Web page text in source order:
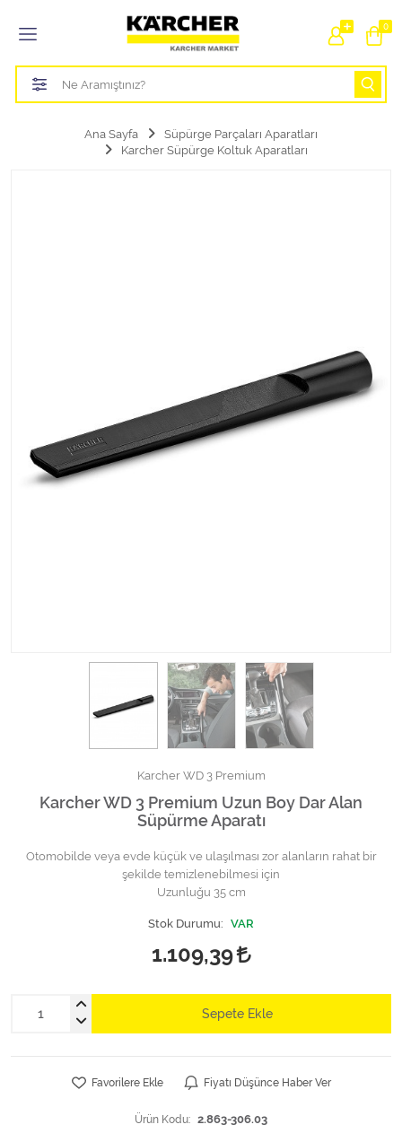
0
Tüm Kategoriler
Bahçe Sulama Ürünleri
Buharlı Temizlik Aparatları
Kimyasallar Deterjanlar
Tüm Kategorileri Gör
Ana Sayfa
Süpürge Parçaları Aparatları
Karcher Süpürge Koltuk Aparatları
Karcher WD 3 Premium
Karcher WD 3 Premium Uzun Boy Dar Alan
Süpürme Aparatı
Otomobilde veya evde küçük ve ulaşılması zor alanların rahat bir
şekilde temizlenebilmesi için
Uzunluğu 35 cm
Stok Durumu: VAR
1.109,39
Sepete Ekle
Favorilere Ekle Fiyatı Düşünce Haber Ver
Ürün Kodu: 2.863-306.03